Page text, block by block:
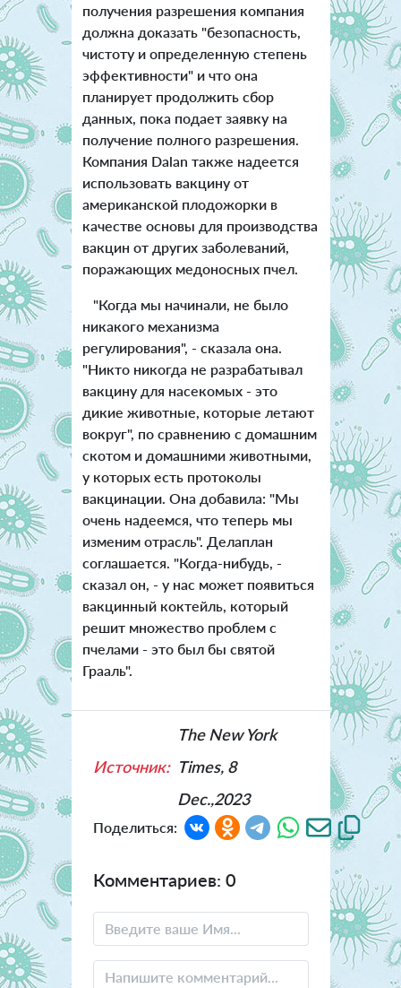
получения разрешения компания
должна доказать "безопасность,
чистоту и определенную степень
эффективности" и что она
планирует продолжить сбор
данных, пока подает заявку на
получение полного разрешения.
Компания Dalan также надеется
использовать вакцину от
американской плодожорки в
качестве основы для производства
вакцин от других заболеваний,
поражающих медоносных пчел.
"Когда мы начинали, не было
никакого механизма
регулирования", - сказала она.
"Никто никогда не разрабатывал
вакцину для насекомых - это
дикие животные, которые летают
вокруг", по сравнению с домашним
скотом и домашними животными,
у которых есть протоколы
вакцинации. Она добавила: "Мы
очень надеемся, что теперь мы
изменим отрасль". Делаплан
соглашается. "Когда-нибудь, -
сказал он, - у нас может появиться
вакцинный коктейль, который
решит множество проблем с
пчелами - это был бы святой
Грааль".
Источник:
The New York
Times, 8
Dec.,2023
Поделиться:
Комментариев: 0